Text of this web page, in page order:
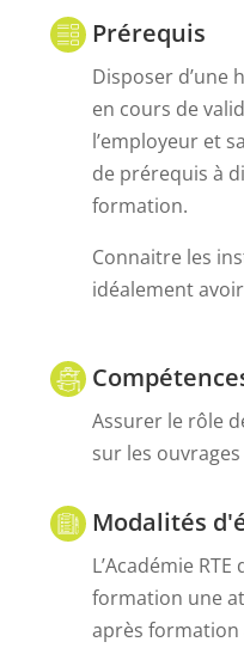
Prérequis
Disposer d’une
en cours de
l’employeur et
de prérequis à
formation.
Connaitre les
idéalement
Assurer le rôle
sur les
Modalités
L’Académie
formation une
après formation